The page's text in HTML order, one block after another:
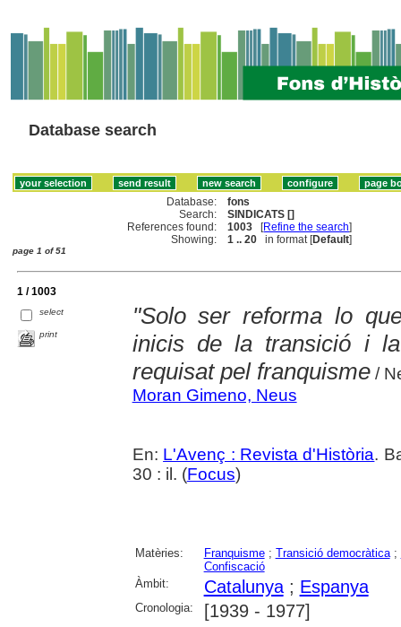
Database search
Database:
fons
Search:
SINDICATS []
References found:
1003 [Refine the search]
Showing:
1 .. 20 in format [Default]
page 1 of 51
1 / 1003
select
print
"Solo ser reforma lo
inicis de la transició i
requisat pel franquisme/
Moran Gimeno, Neus
En: L'Avenç : Revista d'Història.
30 : il. (Focus)
Matèries: Franquisme; Transició democràtica;
Confiscació
Àmbit:
Catalunya; Espanya
Cronologia: [1939 - 1977]